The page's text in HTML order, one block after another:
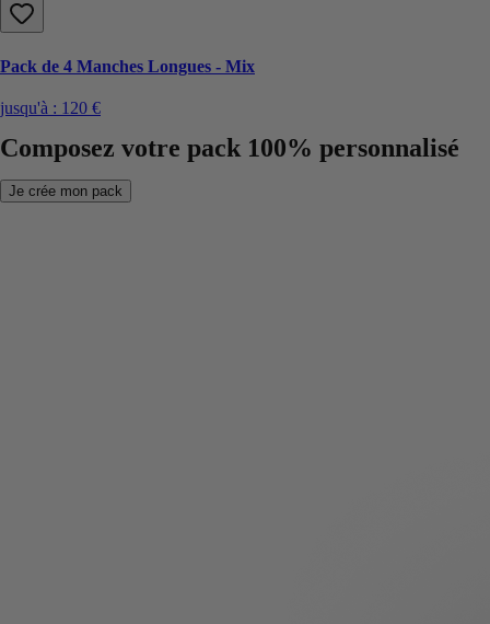
Pack de 4 Manches Longues - Mix
jusqu'à : 120 €
Composez votre pack 100% personnalisé
Je crée mon pack